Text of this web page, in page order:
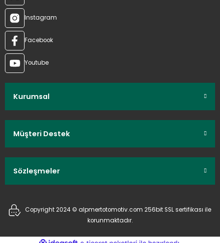
Instagram
Facebook
Youtube
Kurumsal
Müşteri Destek
Sözleşmeler
Copyright 2024 © alpmertotomotiv.com 256bit SSL sertifikası ile
korunmaktadır.